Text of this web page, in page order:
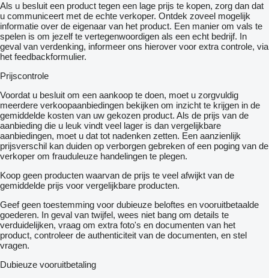
Als u besluit een product tegen een lage prijs te kopen, zorg dan dat
u communiceert met de echte verkoper. Ontdek zoveel mogelijk
informatie over de eigenaar van het product. Een manier om vals te
spelen is om jezelf te vertegenwoordigen als een echt bedrijf. In
geval van verdenking, informeer ons hierover voor extra controle, via
het feedbackformulier.
Prijscontrole
Voordat u besluit om een ​​aankoop te doen, moet u zorgvuldig
meerdere verkoopaanbiedingen bekijken om inzicht te krijgen in de
gemiddelde kosten van uw gekozen product. Als de prijs van de
aanbieding die u leuk vindt veel lager is dan vergelijkbare
aanbiedingen, moet u dat tot nadenken zetten. Een aanzienlijk
prijsverschil kan duiden op verborgen gebreken of een poging van de
verkoper om frauduleuze handelingen te plegen.
Koop geen producten waarvan de prijs te veel afwijkt van de
gemiddelde prijs voor vergelijkbare producten.
Geef geen toestemming voor dubieuze beloftes en vooruitbetaalde
goederen. In geval van twijfel, wees niet bang om details te
verduidelijken, vraag om extra foto's en documenten van het
product, controleer de authenticiteit van de documenten, en stel
vragen.
Dubieuze vooruitbetaling